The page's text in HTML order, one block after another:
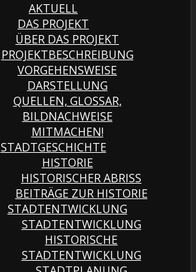
AKTUELL
DAS PROJEKT
ÜBER DAS PROJEKT
PROJEKTBESCHREIBUNG
VORGEHENSWEISE
DARSTELLUNG
QUELLEN, GLOSSAR,
BILDNACHWEISE
MITMACHEN!
STADTGESCHICHTE
HISTORIE
HISTORISCHER ABRISS
BEITRÄGE ZUR HISTORIE
STADTENTWICKLUNG
STADTENTWICKLUNG
HISTORISCHE
STADTENTWICKLUNG